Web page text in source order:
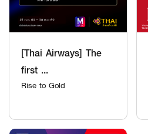
[Thai Airways] The
first ...
Rise to Gold